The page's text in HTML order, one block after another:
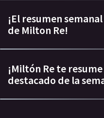
¡El resumen
de Milton Re!
¡Miltón Re te
destacado de la